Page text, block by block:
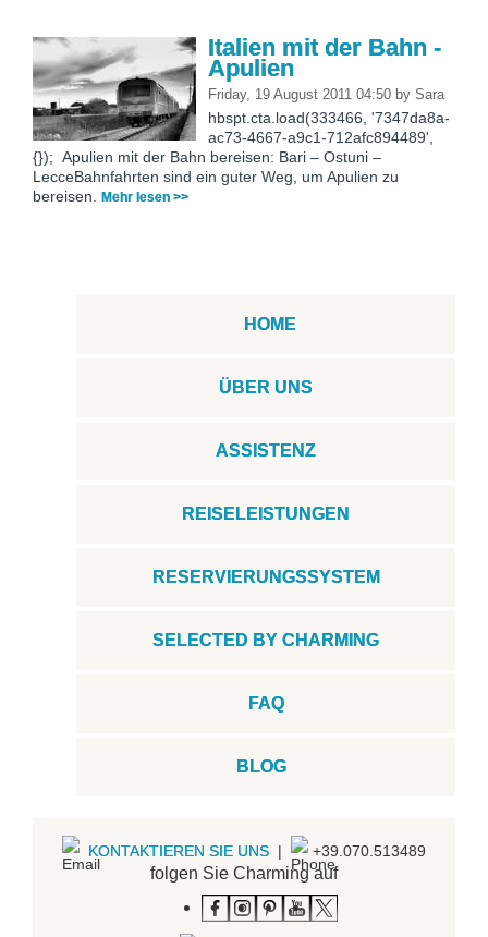
Italien mit der Bahn -
Apulien
Friday, 19 August 2011 04:50 by Sara
hbspt.cta.load(333466, '7347da8a-
ac73-4667-a9c1-712afc894489',
{}); Apulien mit der Bahn bereisen: Bari – Ostuni –
LecceBahnfahrten sind ein guter Weg, um Apulien zu
bereisen. Mehr lesen >>
HOME
ÜBER UNS
ASSISTENZ
REISELEISTUNGEN
RESERVIERUNGSSYSTEM
SELECTED BY CHARMING
FAQ
BLOG
KONTAKTIEREN SIE UNS | +39.070.513489
folgen Sie Charming auf